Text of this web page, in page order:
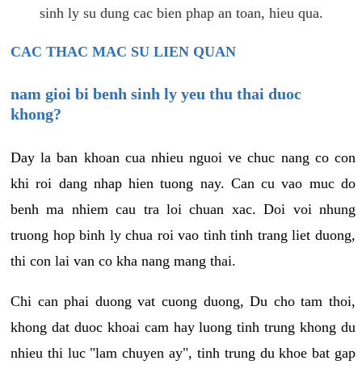
sinh ly su dung cac bien phap an toan, hieu qua.
CAC THAC MAC SU LIEN QUAN
nam gioi bi benh sinh ly yeu thu thai duoc
khong?
Day la ban khoan cua nhieu nguoi ve chuc nang co con
khi roi dang nhap hien tuong nay. Can cu vao muc do
benh ma nhiem cau tra loi chuan xac. Doi voi nhung
truong hop binh ly chua roi vao tinh tinh trang liet duong,
thi con lai van co kha nang mang thai.
Chi can phai duong vat cuong duong, Du cho tam thoi,
khong dat duoc khoai cam hay luong tinh trung khong du
nhieu thi luc "lam chuyen ay", tinh trung du khoe bat gap